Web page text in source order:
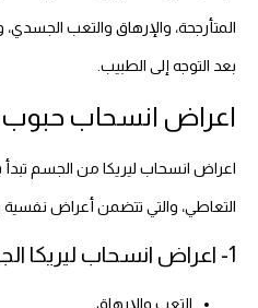
المتأرجحة، والإرهاق والتعب الجسدي،
بعد التوجه إلى الطبيب.
اعراض انسحاب حبوب
اعراض انسحاب ليريكا من الجسم
التعاطي، والتي تتضمن أعراض
1- اعراض انسحاب ليريكا الجسدية
التعب والإرهاق.